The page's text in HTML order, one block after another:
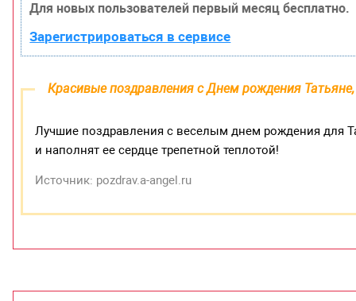
Для новых пользователей первый месяц бесплатно.
Зарегистрироваться в сервисе
Красивые поздравления с Днем рождения
Лучшие поздравления с веселым днем рождения для
и наполнят ее сердце трепетной теплотой!
Источник: pozdrav.a-angel.ru